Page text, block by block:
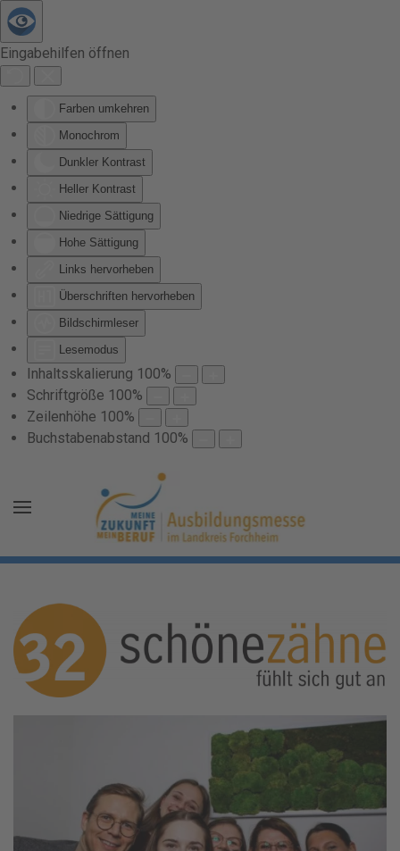
Eingabehilfen öffnen
Farben umkehren
Monochrom
Dunkler Kontrast
Heller Kontrast
Niedrige Sättigung
Hohe Sättigung
Links hervorheben
Überschriften hervorheben
Bildschirmleser
Lesemodus
Inhaltsskalierung 100%
Schriftgröße 100%
Zeilenhöhe 100%
Buchstabenabstand 100%
Zum Hauptinhalt springen